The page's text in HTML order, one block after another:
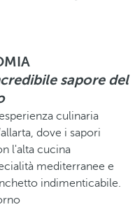
sapore del
culinaria
dove i sapori
l'alta cucina
mediterranee e
indimenticabile.